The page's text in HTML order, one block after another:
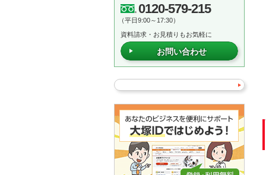
0120-579-215
（平日9:00～17:30）
資料請求・お見積りもお気軽に
お問い合わせ